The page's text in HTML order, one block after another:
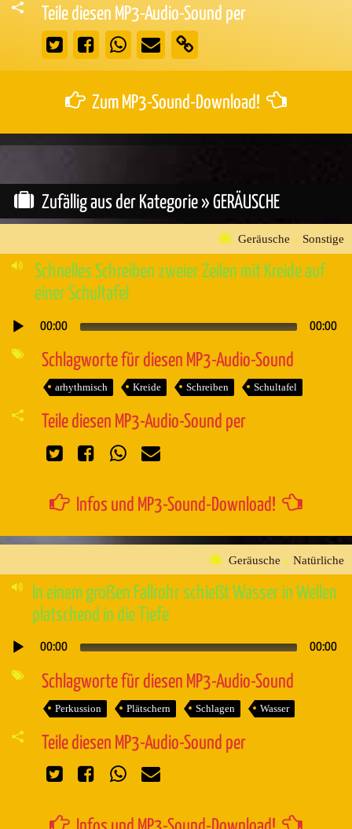
Teile diesen MP3-Audio-Sound per
Zum MP3-Sound-Download!
Zufällig aus der Kategorie » GERÄUSCHE
Geräusche » Sonstige
Schnelles Schreiben zweier Zeilen mit Kreide auf
einer Schultafel
Audio-
00:00 00:00
Schlagworte für diesen MP3-Audio-Sound
arhythmisch Kreide Schreiben Schultafel
Teile diesen MP3-Audio-Sound per
Infos und MP3-Sound-Download!
Geräusche » Natürliche
In einem großen Fallrohr schießt Wasser in Wellen
platschend in die Tiefe
Audio-
00:00 00:00
Schlagworte für diesen MP3-Audio-Sound
Perkussion Plätschern Schlagen Wasser
Teile diesen MP3-Audio-Sound per